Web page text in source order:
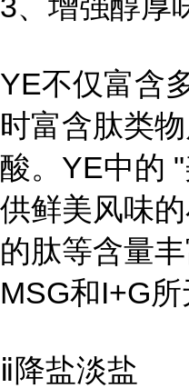
YE不仅富含
时富含肽类
酸。YE中的
供鲜美风味
的肽等含量
MSG和I+G所
ⅱ降盐淡盐